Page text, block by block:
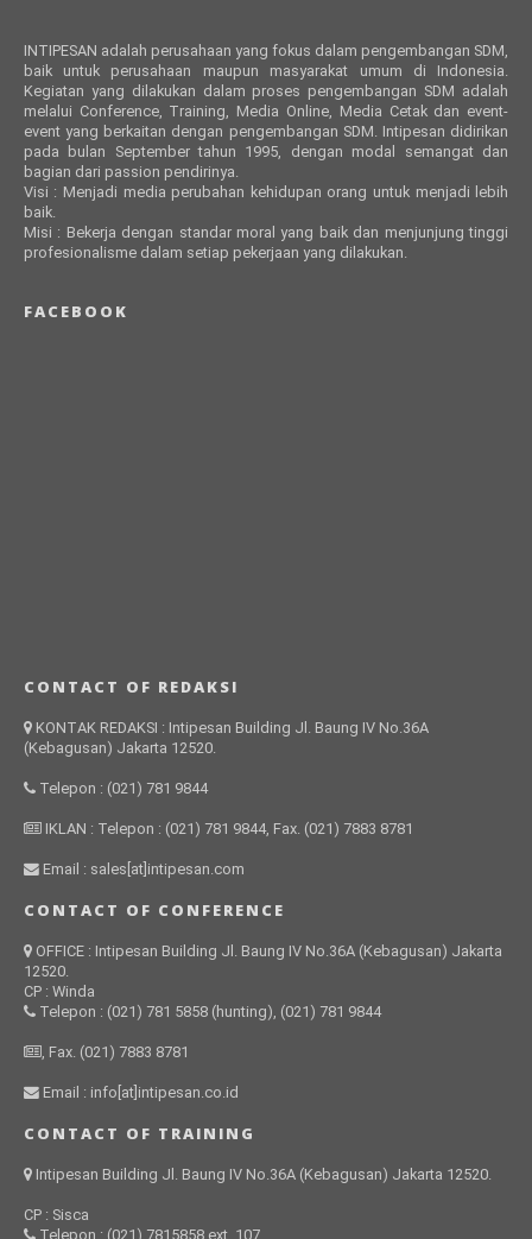
INTIPESAN adalah perusahaan yang fokus dalam pengembangan SDM,
baik untuk perusahaan maupun masyarakat umum di Indonesia.
Kegiatan yang dilakukan dalam proses pengembangan SDM adalah
melalui Conference, Training, Media Online, Media Cetak dan event-
event yang berkaitan dengan pengembangan SDM. Intipesan didirikan
pada bulan September tahun 1995, dengan modal semangat dan
bagian dari passion pendirinya.
Visi : Menjadi media perubahan kehidupan orang untuk menjadi lebih
baik.
Misi : Bekerja dengan standar moral yang baik dan menjunjung tinggi
profesionalisme dalam setiap pekerjaan yang dilakukan.
FACEBOOK
CONTACT OF REDAKSI
KONTAK REDAKSI : Intipesan Building Jl. Baung IV No.36A
(Kebagusan) Jakarta 12520.
Telepon : (021) 781 9844
IKLAN : Telepon : (021) 781 9844, Fax. (021) 7883 8781
Email : sales[at]intipesan.com
CONTACT OF CONFERENCE
OFFICE : Intipesan Building Jl. Baung IV No.36A (Kebagusan) Jakarta
12520.
CP : Winda
Telepon : (021) 781 5858 (hunting), (021) 781 9844
, Fax. (021) 7883 8781
Email : info[at]intipesan.co.id
CONTACT OF TRAINING
Intipesan Building Jl. Baung IV No.36A (Kebagusan) Jakarta 12520.
CP : Sisca
Telepon : (021) 7815858 ext. 107